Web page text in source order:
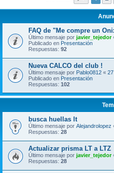
FAQ de "Me compre un
Último mensaje por javier_tejedor
Publicado en Presentación
Respuestas: 92
Nueva CALCO del club !
Último mensaje por Pablo0812 «
Publicado en Presentación
Respuestas: 102
busca huellas lt
Último mensaje por Alejandrolopez
Respuestas: 28
Actualizar prisma LT a LTZ
Último mensaje por javier_tejedor
Respuestas: 28